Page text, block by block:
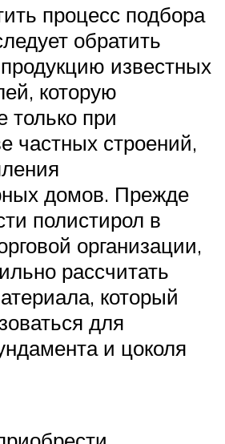
процесс подбора
обратить
известных
которую
только при
частных строений,
домов. Прежде
полистирол в
организации,
рассчитать
который
для
и цоколя